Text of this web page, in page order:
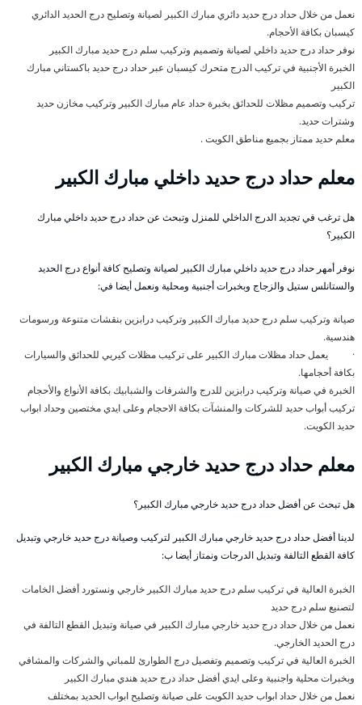
نعمل من خلال حداد درج حديد دائري مبارك الكبير لصيانة وتصليح درج الحديد الدائري
كيسبان بكافة الأحجام.
نوفر حداد درج حديد داخلي لصيانة وتصميم وتركيب سلم درج حديد مبارك الكبير
الخبرة الأجنبية في تركيب الدرج متحرك كيسبان عبر حداد درج حديد باكستاني مبارك
الكبير
تركيب وتصميم مظلات للحدائق بخبرة حداد عام مبارك الكبير وتركيب مخازن حديد
وشترات حديد.
معلم حديد ممتاز بجميع مناطق الكويت .
معلم حداد درج حديد داخلي مبارك الكبير
هل ترغب في تجديد الدرج الداخلي للمنزل وتبحث عن حداد درج حديد داخلي مبارك
الكبير؟
نوفر أمهر حداد درج حديد داخلي مبارك الكبير لصيانة وتصليح كافة أنواع درج الحديد
والستانلس ستيل والزجاج وبخبرات أجنبية ومحلية ونعمل أيضا في:
صيانة وتركيب سلم درج حديد مبارك الكبير وتركيب درابزين بنقشات متنوعة ورسومات
هندسية.
· يعمل حداد مظلات مبارك الكبير على تركيب مظلات كيريي للحدائق والسيارات
بكافة أحجامها.
الخبرة في صيانة وتركيب درابزين للدرج والشرفات والشبابيك بكافة الأنواع والأحجام
تركيب أبواب حديد للشركات والمنشآت بكافة الاحجام وعلى ايدي مختصين وحداد ابواب
حديد الكويت.
معلم حداد درج حديد خارجي مبارك الكبير
هل تبحث عن أفضل حداد درج حديد خارجي مبارك الكبير؟
لدينا أفضل حداد درج حديد خارجي مبارك الكبير لتركيب وصيانة درج حديد خارجي وتبديل
كافة القطع التالفة وتبديل الدرجات ونمتاز أيضا ب:
الخبرة العالية في تركيب سلم درج حديد مبارك الكبير خارجي ونستورد أفضل الخامات
لتصنيع سلم درج حديد
نعمل من خلال حداد درج حديد خارجي مبارك الكبير في صيانة وتبديل القطع التالفة في
درج الحديد الخارجي.
الخبرة العالية في تركيب وتصميم وتفصيل درج الطوارئ للمباني والشركات والمشافي
وبخبرات محلية واجنبية وعلى ايدي أفضل حداد درج حديد هندي مبارك الكبير
نعمل من خلال حداد ابواب حديد الكويت على صيانة وتصليح ابواب الحديد بمختلف